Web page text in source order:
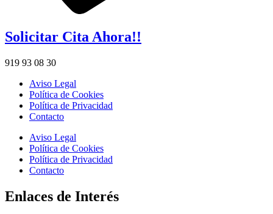
Solicitar Cita Ahora!!
919 93 08 30
Aviso Legal
Política de Cookies
Política de Privacidad
Contacto
Aviso Legal
Política de Cookies
Política de Privacidad
Contacto
Enlaces de Interés